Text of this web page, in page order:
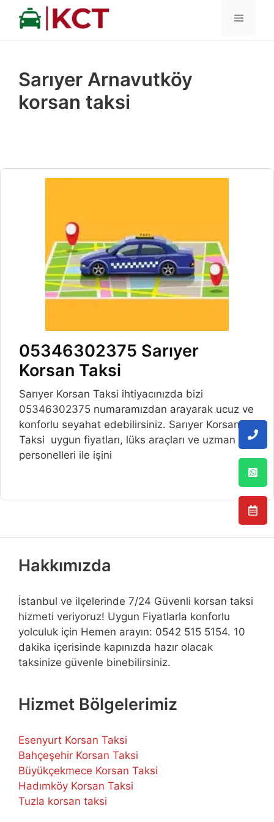
İçeriğe
MENÜ
Sarıyer Arnavutköy
korsan taksi
05346302375 Sarıyer
Korsan Taksi
Sarıyer Korsan Taksi ihtiyacınızda bizi
05346302375 numaramızdan arayarak ucuz ve
konforlu seyahat edebilirsiniz. Sarıyer Korsan
Taksi uygun fiyatları, lüks araçları ve uzman
personelleri ile işini
Hakkımızda
İstanbul ve ilçelerinde 7/24 Güvenli korsan taksi
hizmeti veriyoruz! Uygun Fiyatlarla konforlu
yolculuk için Hemen arayın: 0542 515 5154. 10
dakika içerisinde kapınızda hazır olacak
taksinize güvenle binebilirsiniz.
Hizmet Bölgelerimiz
Esenyurt Korsan Taksi
Bahçeşehir Korsan Taksi
Büyükçekmece Korsan Taksi
Hadımköy Korsan Taksi
Tuzla korsan taksi